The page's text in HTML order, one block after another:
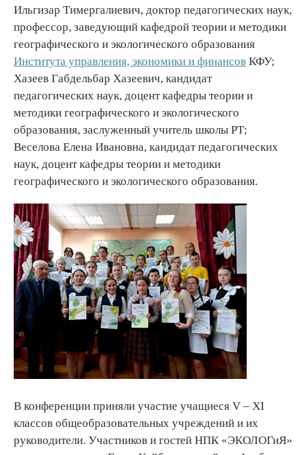
Ильгизар Тимергалиевич, доктор педагогических наук,
профессор, заведующий кафедрой теории и методики
географического и экологического образования
Института управления, экономики и финансов КФУ;
Хазеев Габдельбар Хазеевич, кандидат
педагогических наук, доцент кафедры теории и
методики географического и экологического
образования, заслуженный учитель школы РТ;
Веселова Елена Ивановна, кандидат педагогических
наук, доцент кафедры теории и методики
географического и экологического образования.
В конференции приняли участие учащиеся V – XI
классов общеобразовательных учреждений и их
руководители. Участников и гостей НПК «ЭКОЛОГиЯ»